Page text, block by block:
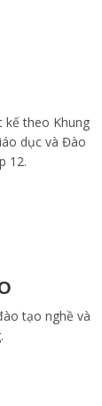
kế theo Khung
dục và Đào
12.
tạo nghề và